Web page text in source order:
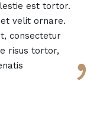
est tortor.
velit ornare.
consectetur
risus tortor,